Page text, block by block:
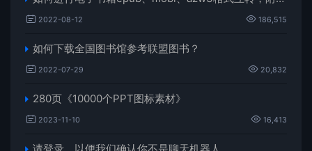
2022-08-12 186,515
如何下载全国图书馆参考联盟图书？
2022-07-29 20,832
280页《10000个PPT图标素材》
2023-11-10 16,413